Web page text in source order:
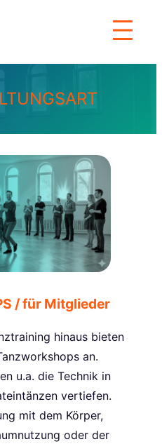
/ für Mitglieder
hinaus bieten
an.
u.a. die Technik in
vertiefen.
mit dem Körper,
oder der